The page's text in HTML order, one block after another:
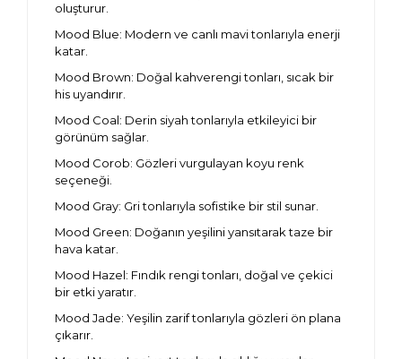
oluşturur.
Mood Blue: Modern ve canlı mavi tonlarıyla enerji
katar.
Mood Brown: Doğal kahverengi tonları, sıcak bir
his uyandırır.
Mood Coal: Derin siyah tonlarıyla etkileyici bir
görünüm sağlar.
Mood Corob: Gözleri vurgulayan koyu renk
seçeneği.
Mood Gray: Gri tonlarıyla sofistike bir stil sunar.
Mood Green: Doğanın yeşilini yansıtarak taze bir
hava katar.
Mood Hazel: Fındık rengi tonları, doğal ve çekici
bir etki yaratır.
Mood Jade: Yeşilin zarif tonlarıyla gözleri ön plana
çıkarır.